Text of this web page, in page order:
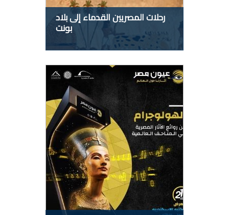
رحلات المصريين القدماء إلى بلاد
بونت